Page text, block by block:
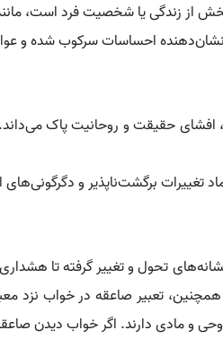
از زندگی یا شخصیت فرد است،
احساسات سرکوب شده و
حقیقت و روحانیت پاک
تغییرات برگشت‌ناپذیر و
تحول و تغییر گرفته تا
تعبیر صاعقه در خواب نزد
مادی دارند. اگر خواب دیدن